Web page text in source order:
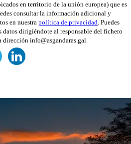
en territorio de la unión europea) que es
consultar la información adicional y
en nuestra política de privacidad. Puedes
datos dirigiéndote al responsable del fichero
info@asgandaras.gal.